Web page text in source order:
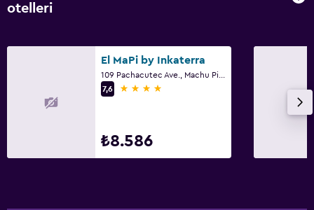
otelleri
El MaPi by Inkaterra
7,6
4 yıldız
₺8.586